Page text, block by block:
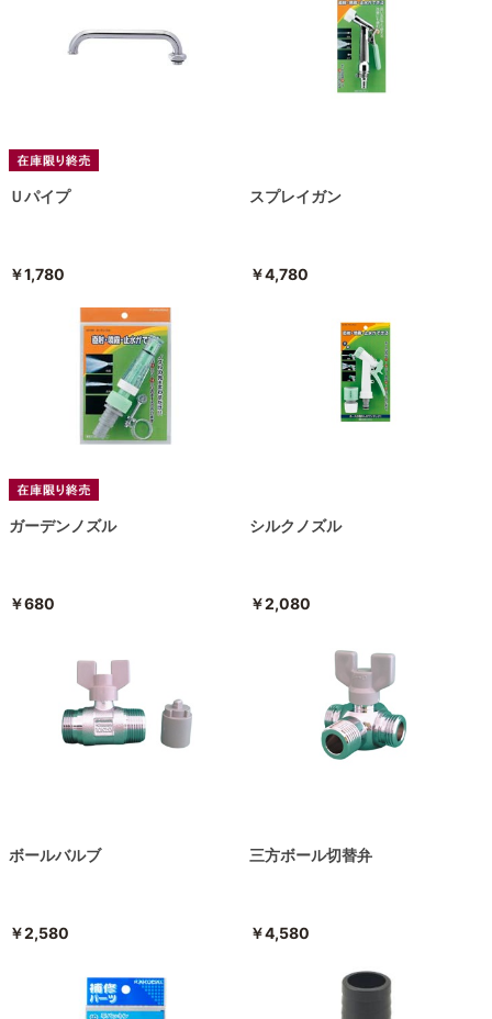
Ｕパイプ
￥1,780
スプレイガン
￥4,780
ガーデンノズル
￥680
シルクノズル
￥2,080
ボールバルブ
￥2,580
三方ボール切替弁
￥4,580